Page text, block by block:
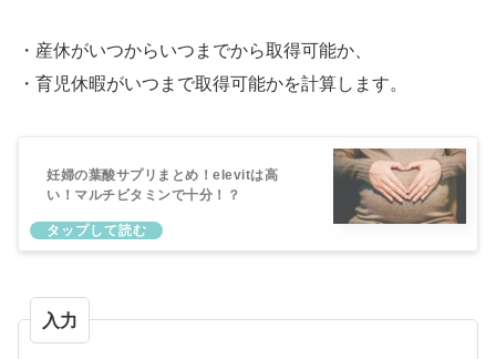
・産休がいつからいつまでから取得可能か、
・育児休暇がいつまで取得可能かを計算します。
妊婦の葉酸サプリまとめ！elevitは高
い！マルチビタミンで十分！？
入力